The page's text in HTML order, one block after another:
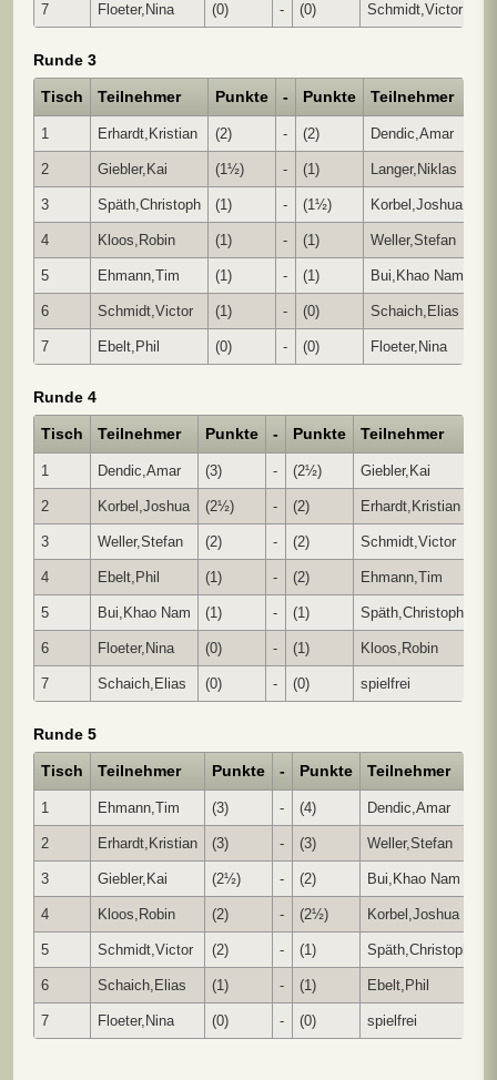
7 Floeter,Nina (0) - (0) Schmidt,Victor
Runde 3
Tisch Teilnehmer Punkte - Punkte Teilnehmer
1 Erhardt,Kristian (2) - (2) Dendic,Amar
2 Giebler,Kai (1½) - (1) Langer,Niklas
3 Späth,Christoph (1) - (1½) Korbel,Joshua
4 Kloos,Robin (1) - (1) Weller,Stefan
5 Ehmann,Tim (1) - (1) Bui,Khao Nam
6 Schmidt,Victor (1) - (0) Schaich,Elias
7 Ebelt,Phil (0) - (0) Floeter,Nina
Runde 4
Tisch Teilnehmer Punkte - Punkte Teilnehmer
1 Dendic,Amar (3) - (2½) Giebler,Kai
2 Korbel,Joshua (2½) - (2) Erhardt,Kristian
3 Weller,Stefan (2) - (2) Schmidt,Victor
4 Ebelt,Phil (1) - (2) Ehmann,Tim
5 Bui,Khao Nam (1) - (1) Späth,Christoph
6 Floeter,Nina (0) - (1) Kloos,Robin
7 Schaich,Elias (0) - (0) spielfrei
Runde 5
Tisch Teilnehmer Punkte - Punkte Teilnehmer
1 Ehmann,Tim (3) - (4) Dendic,Amar
2 Erhardt,Kristian (3) - (3) Weller,Stefan
3 Giebler,Kai (2½) - (2) Bui,Khao Nam
4 Kloos,Robin (2) - (2½) Korbel,Joshua
5 Schmidt,Victor (2) - (1) Späth,Christoph
6 Schaich,Elias (1) - (1) Ebelt,Phil
7 Floeter,Nina (0) - (0) spielfrei